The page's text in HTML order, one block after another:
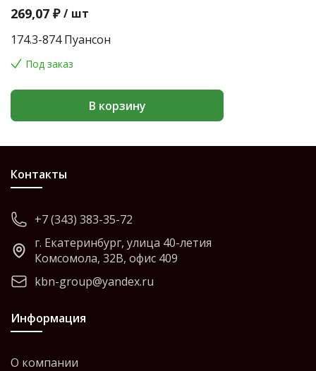
269,07 ₽ / шт
174.3-874 Пуансон
Под заказ
В корзину
Контакты
+7 (343) 383-35-72
г. Екатеринбург, улица 40-летия
Комсомола, 32В, офис 409
kbn-group@yandex.ru
Информация
О компании